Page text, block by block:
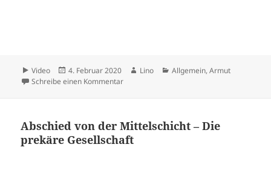
Format
Video
Veröffentlicht
am
4. Februar 2020 Autor
Lino Kategorien
Allgemein,Armut
Schreibe einen Kommentarzu … then its called violence
Abschied von der Mittelschicht – Die
prekäre Gesellschaft